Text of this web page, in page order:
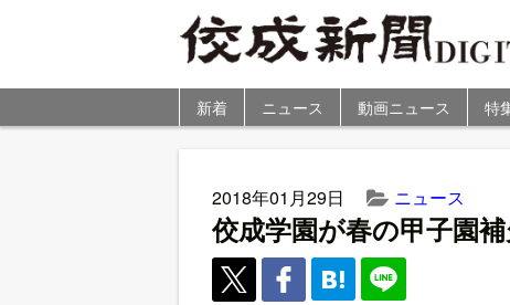
新着 ニュース 動画ニュース 特
2018年01月29日 ニュース
佼成学園が春の甲子園